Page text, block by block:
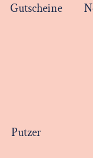
Gutscheine
Putzer